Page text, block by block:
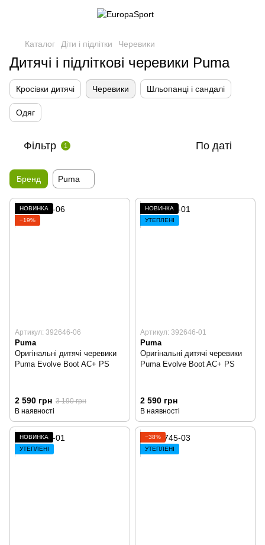
Каталог Діти і підлітки Черевики
Дитячі і підліткові черевики Puma
Кросівки дитячі Черевики Шльопанці і сандалі
Одяг
Фільтр 1 По даті
Бренд Puma
НОВИНКА
−19%
Артикул: 392646-06
Puma
Оригінальні дитячі черевики
Puma Evolve Boot AC+ PS
2 590 грн 3 190 грн
В наявності
НОВИНКА
УТЕПЛЕНІ
Артикул: 392646-01
Puma
Оригінальні дитячі черевики
Puma Evolve Boot AC+ PS
2 590 грн
В наявності
НОВИНКА
УТЕПЛЕНІ
−38%
УТЕПЛЕНІ